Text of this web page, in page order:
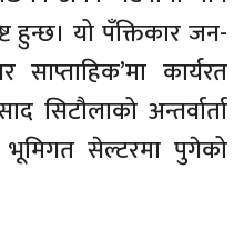
हुन्छ। यो पँक्तिकार जन-
कार्यरत
सिटौलाको अन्तर्वार्ता
सेल्टरमा पुगेको